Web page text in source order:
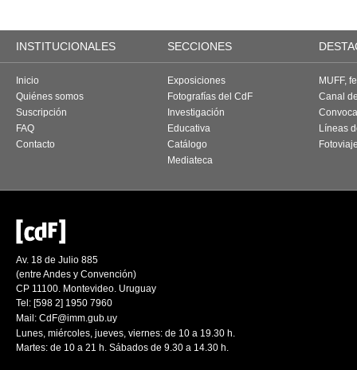
INSTITUCIONALES SECCIONES
Inicio
Quiénes somos
Suscripción
FAQ
Contacto
Exposiciones
Fotografías del CdF
Investigación
Educativa
Catálogo
Mediateca
MUFF,
Canal
Líneas
Av. 18 de Julio 885
(entre Andes y Convención)
CP 11100. Montevideo. Uruguay
Tel: [598 2] 1950 7960
Mail: CdF@imm.gub.uy
Lunes, miércoles, jueves, viernes: de 10 a 19.30 h.
Martes: de 10 a 21 h. Sábados de 9.30 a 14.30 h.